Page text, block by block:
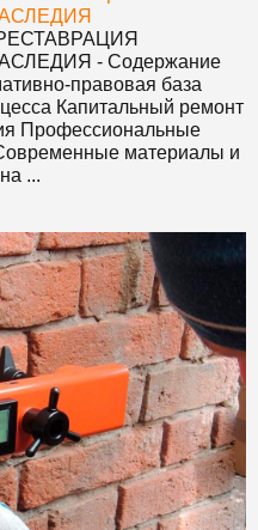
- Содержание
правовая база
Капитальный ремонт
Профессиональные
материалы и
...